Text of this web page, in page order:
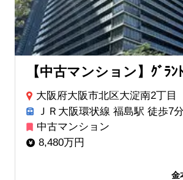
大阪府大阪市北区大淀南2丁目
ＪＲ大阪環状線 福島駅 徒歩7分
中古マンション
8,480万円
金